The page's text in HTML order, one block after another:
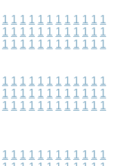
1 1 1 1 1 1 1 1 1 1 1 1
1 1 1 1 1 1 1 1 1 1 1 1
1 1 1 1 1 1 1 1 1 1 1 1
1 1 1 1 1 1 1 1 1 1 1 1
1 1 1 1 1 1 1 1 1 1 1 1
1 1 1 1 1 1 1 1 1 1 1 1
1 1 1 1 1 1 1 1 1 1 1 1